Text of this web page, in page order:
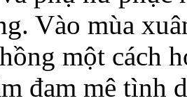
Vào mùa
một cách
đam mê tình